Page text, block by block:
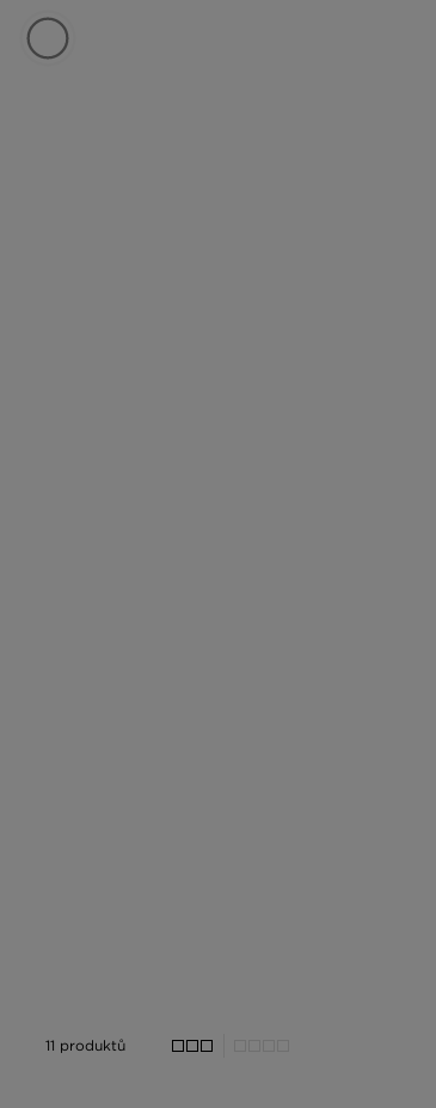
11 produktů